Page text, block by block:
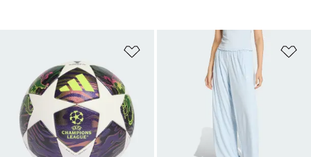
Favori Listesine Ekle